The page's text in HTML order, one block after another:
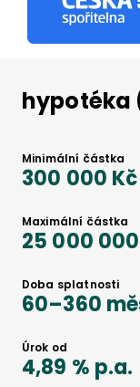
hypotéka
Minimální částka
300 000 Kč
Maximální částka
25 000
Doba splatnosti
60–360
Úrok od
4,89 % p.a.